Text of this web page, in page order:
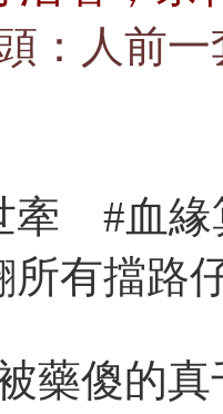
：人前
牽 #血緣
所有擋
藥傻的